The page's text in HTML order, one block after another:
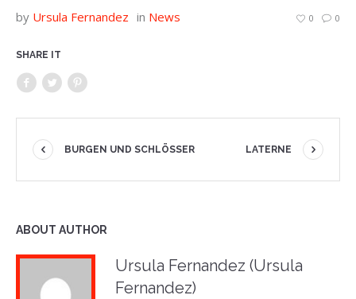
0 0
by Ursula Fernandez in News
SHARE IT
BURGEN UND SCHLÖSSER LATERNE
ABOUT AUTHOR
Ursula Fernandez (Ursula
Fernandez)